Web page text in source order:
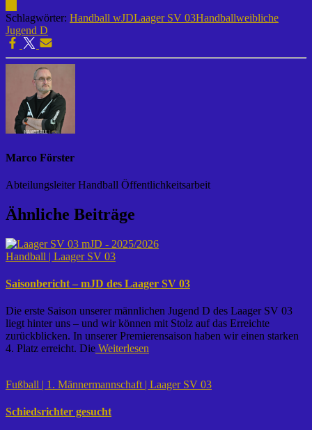
Schlagwörter: Handball wJDLaager SV 03Handballweibliche
Jugend D
Marco Förster
Abteilungsleiter Handball Öffentlichkeitsarbeit
Ähnliche Beiträge
Handball | Laager SV 03
Saisonbericht – mJD des Laager SV 03
Die erste Saison unserer männlichen Jugend D des Laager SV 03
liegt hinter uns – und wir können mit Stolz auf das Erreichte
zurückblicken. In unserer Premierensaison haben wir einen starken
4. Platz erreicht. Die Weiterlesen
Fußball | 1. Männermannschaft | Laager SV 03
Schiedsrichter gesucht